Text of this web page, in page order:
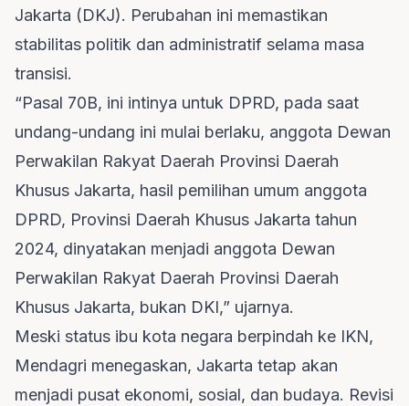
Jakarta (DKJ). Perubahan ini memastikan
stabilitas politik dan administratif selama masa
transisi.
“Pasal 70B, ini intinya untuk DPRD, pada saat
undang-undang ini mulai berlaku, anggota Dewan
Perwakilan Rakyat Daerah Provinsi Daerah
Khusus Jakarta, hasil pemilihan umum anggota
DPRD, Provinsi Daerah Khusus Jakarta tahun
2024, dinyatakan menjadi anggota Dewan
Perwakilan Rakyat Daerah Provinsi Daerah
Khusus Jakarta, bukan DKI,” ujarnya.
Meski status ibu kota negara berpindah ke IKN,
Mendagri menegaskan, Jakarta tetap akan
menjadi pusat ekonomi, sosial, dan budaya. Revisi